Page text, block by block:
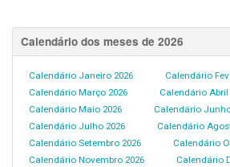
Calendário dos meses de 2026
Calendário Janeiro 2026
Calendário
Calendário Março 2026
Calendário Abril
Calendário Maio 2026
Calendário
Calendário Julho 2026
Calendário
Calendário Setembro 2026
Calendário
Calendário Novembro 2026
Calendário